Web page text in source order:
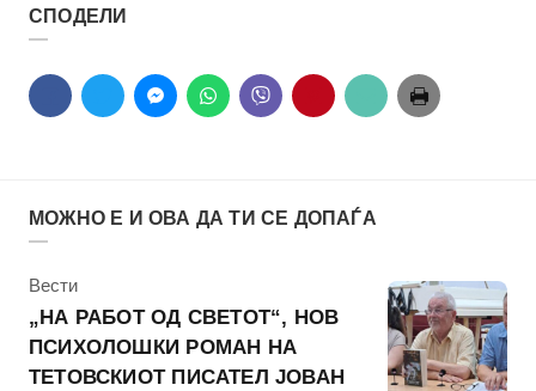
СПОДЕЛИ
МОЖНО Е И ОВА ДА ТИ СЕ ДОПАЃА
КАтегорија
Вести
„НА РАБОТ ОД СВЕТОТ“, НОВ
ПСИХОЛОШКИ РОМАН НА
ТЕТОВСКИОТ ПИСАТЕЛ ЈОВАН